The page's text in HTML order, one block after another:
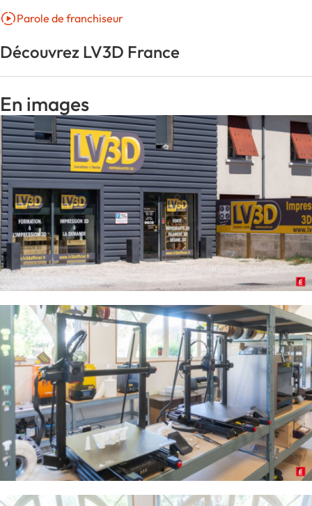
Découvrez LV3D France
Parole de franchiseur
En images